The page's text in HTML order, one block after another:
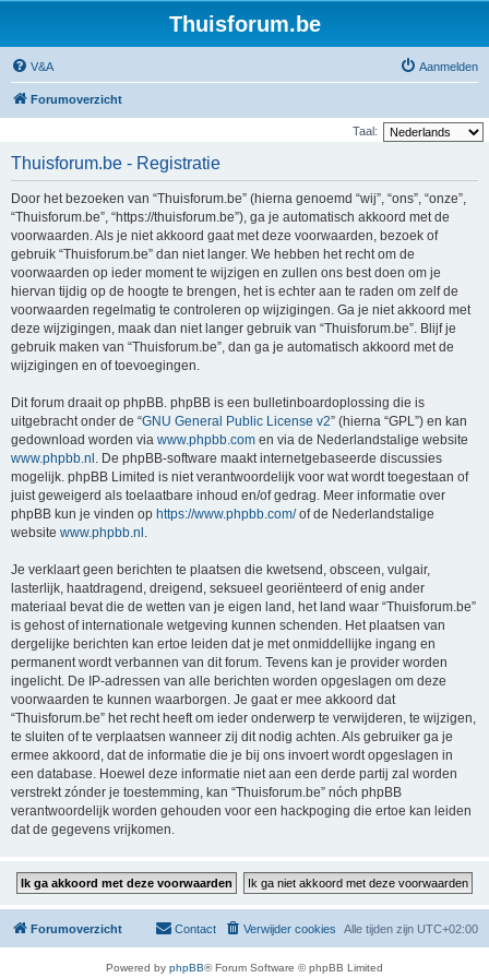
Thuisforum.be
V&A Aanmelden
Forumoverzicht
Taal:
Thuisforum.be - Registratie
Door het bezoeken van “Thuisforum.be” (hierna genoemd “wij”, “ons”, “onze”,
“Thuisforum.be”, “https://thuisforum.be”), ga je automatisch akkoord met de
voorwaarden. Als je niet akkoord gaat met deze voorwaarden, bezoek of
gebruik “Thuisforum.be” dan niet langer. We hebben het recht om de
voorwaarden op ieder moment te wijzigen en zullen ons best doen om je
hiervan tijdig op de hoogte te brengen, het is echter aan te raden om zelf de
voorwaarden regelmatig te controleren op wijzigingen. Ga je niet akkoord met
deze wijzigingen, maak dan niet langer gebruik van “Thuisforum.be”. Blijf je
gebruik maken van “Thuisforum.be”, dan ga je automatisch akkoord met de
wijzigingen en of toevoegingen.
Dit forum draait op phpBB. phpBB is een bulletinboardoplossing die is
uitgebracht onder de “GNU General Public License v2” (hierna “GPL”) en kan
gedownload worden via www.phpbb.com en via de Nederlandstalige website
www.phpbb.nl . De phpBB-software maakt internetgebaseerde discussies
mogelijk. phpBB Limited is niet verantwoordelijk voor wat wordt toegestaan of
juist geweigerd als toelaatbare inhoud en/of gedrag. Meer informatie over
phpBB kun je vinden op https://www.phpbb.com/of de Nederlandstalige
website www.phpbb.nl .
Je verklaart geen berichten te plaatsen die kwetsend, obsceen, vulgair,
lasterlijk, haatdragend, dreigend, seksueel georiënteerd of enig ander
materiaal bevat die de wetten van je eigen land, het land waar “Thuisforum.be”
is gehost of internationale wetgeving kunnen schenden. Het plaatsen van
dergelijke berichten kan ertoe leiden dat je met onmiddellijke ingang en
permanent wordt verbannen van dit forum. Tevens kan je provider worden
ingelicht. De IP-adressen van alle berichten worden opgeslagen om deze
voorwaarden te kunnen waarborgen. Je gaat er mee akkoord dat
“Thuisforum.be” het recht heeft om ieder onderwerp te verwijderen, te wijzigen,
te sluiten of te verplaatsen wanneer zij dit nodig achten. Als gebruiker ga je
ermee akkoord, dat de informatie die je bij ons invoert wordt opgeslagen in
een database. Hoewel deze informatie niet aan een derde partij zal worden
verstrekt zónder je toestemming, kan “Thuisforum.be” nóch phpBB
verantwoordelijk worden gehouden voor een hackpoging die ertoe kan leiden
dat de gegevens vrijkomen.
Forumoverzicht Alle tijden zijn UTC+02:00
Verwijder cookies
Contact
Powered by phpBB® Forum Software © phpBB Limited